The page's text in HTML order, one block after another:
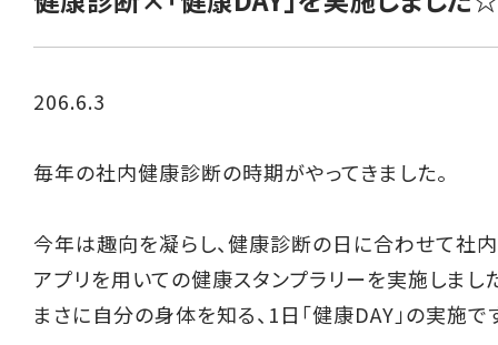
206.6.3
毎年の社内健康診断の時期がやってきました。
今年は趣向を凝らし、健康診断の日に合わせて社
アプリを用いての健康スタンプラリーを実施しま
まさに自分の身体を知る、1日「健康DAY」の実施で